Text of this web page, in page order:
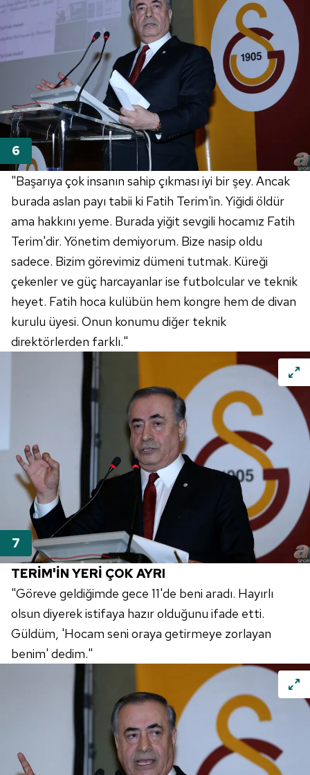
"Başarıya çok insanın sahip çıkması iyi bir şey. Ancak
burada aslan payı tabii ki Fatih Terim'in. Yiğidi öldür
ama hakkını yeme. Burada yiğit sevgili hocamız Fatih
Terim'dir. Yönetim demiyorum. Bize nasip oldu
sadece. Bizim görevimiz dümeni tutmak. Küreği
çekenler ve güç harcayanlar ise futbolcular ve teknik
heyet. Fatih hoca kulübün hem kongre hem de divan
kurulu üyesi. Onun konumu diğer teknik
direktörlerden farklı."
TERİM'İN YERİ ÇOK AYRI
"Göreve geldiğimde gece 11'de beni aradı. Hayırlı
olsun diyerek istifaya hazır olduğunu ifade etti.
Güldüm, 'Hocam seni oraya getirmeye zorlayan
benim' dedim."